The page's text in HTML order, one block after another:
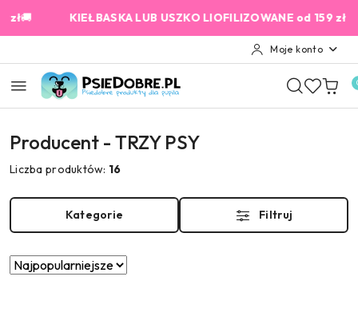
Przejdź do treści głównej
Przejdź do wyszukiwarki
Przejdź do moje konto
Przejdź do menu głównego
Przejdź do stopki
KIEŁBASKA LUB USZKO LIOFILIZOWANE od 159 zł GRATIS!
Moje konto
Producent - TRZY PSY
Liczba produktów: 16
Kategorie Filtruj
Zastosowano
Sortuj